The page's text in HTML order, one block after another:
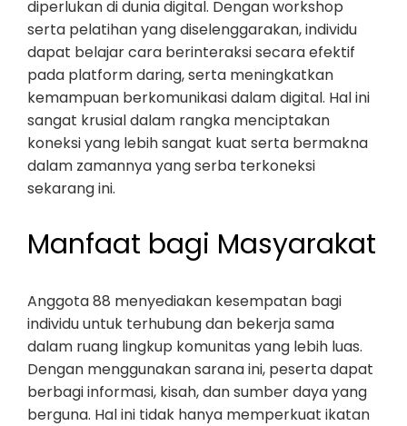
diperlukan di dunia digital. Dengan workshop
serta pelatihan yang diselenggarakan, individu
dapat belajar cara berinteraksi secara efektif
pada platform daring, serta meningkatkan
kemampuan berkomunikasi dalam digital. Hal ini
sangat krusial dalam rangka menciptakan
koneksi yang lebih sangat kuat serta bermakna
dalam zamannya yang serba terkoneksi
sekarang ini.
Manfaat bagi Masyarakat
Anggota 88 menyediakan kesempatan bagi
individu untuk terhubung dan bekerja sama
dalam ruang lingkup komunitas yang lebih luas.
Dengan menggunakan sarana ini, peserta dapat
berbagi informasi, kisah, dan sumber daya yang
berguna. Hal ini tidak hanya memperkuat ikatan